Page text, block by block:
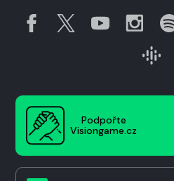
Podpořte
Visiongame.cz